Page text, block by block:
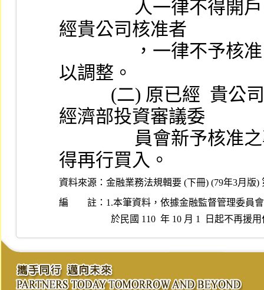
經貴公司核准者
以調整。
經濟部投資審議委
得再行買入。
資料來源： 金融業務法規輯要 (下冊) (79年3月版)
編 註： 1.本筆資料，依據金融監督管理委員
於民國 110  年 10 月 1  日起不再